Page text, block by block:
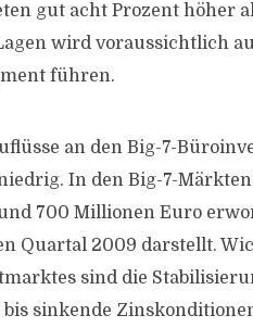
gut acht Prozent höher
wird voraussichtlich
führen.
an den Big-7-
In den Big-7-
700 Millionen Euro
Quartal 2009 darstellt.
sind die
bis sinkende